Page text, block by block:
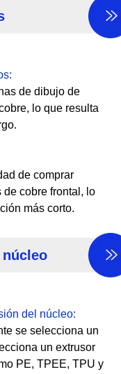
de dibujo de
lo que resulta
de comprar
cobre frontal, lo
más corto.
del núcleo:
se selecciona un
un extrusor
PE, TPEE, TPU y